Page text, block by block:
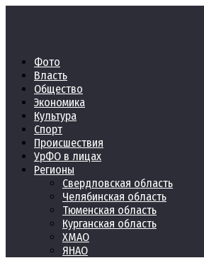
Фото
Власть
Общество
Экономика
Культура
Спорт
Происшествия
УрФО в лицах
Регионы
Свердловская область
Челябинская область
Тюменская область
Курганская область
ХМАО
ЯНАО